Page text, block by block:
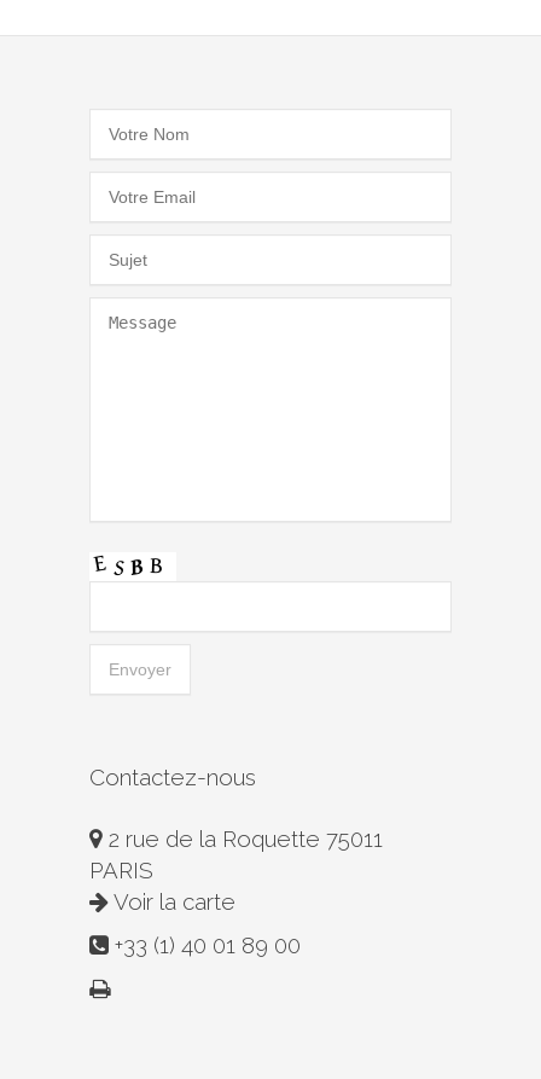
Contactez-nous
2 rue de la Roquette 75011
PARIS
Voir la carte
+33 (1) 40 01 89 00